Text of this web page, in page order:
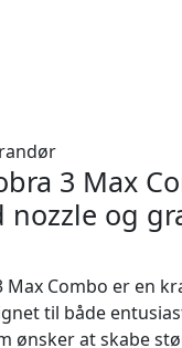
3 Max
og
Max Combo er en
til både
ønsker at skabe